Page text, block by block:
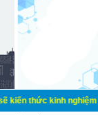
nghiệm trong